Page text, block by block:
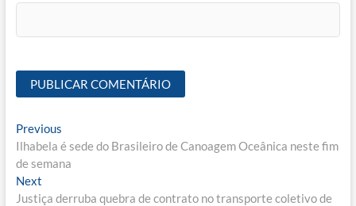
Navegação
de
Post
PreviousPrevious
post:
Ilhabela é sede do Brasileiro de Canoagem Oceânica neste fim
de semana
NextNext
post:
Justiça derruba quebra de contrato no transporte coletivo de